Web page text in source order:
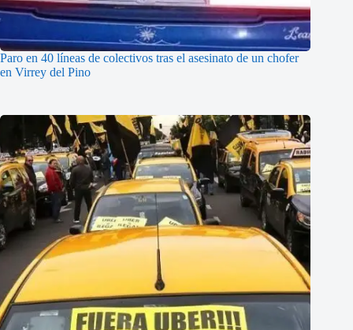
Paro en 40 líneas de colectivos tras el asesinato de un chofer
en Virrey del Pino